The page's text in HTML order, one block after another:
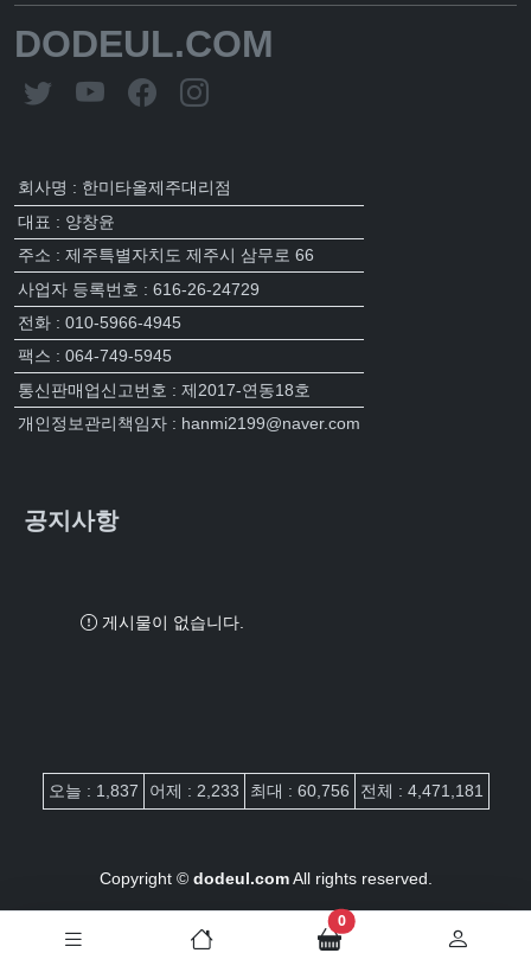
DODEUL.COM
회사명 : 한미타올제주대리점
대표 : 양창윤
주소 : 제주특별자치도 제주시 삼무로 66
사업자 등록번호 : 616-26-24729
전화 : 010-5966-4945
팩스 : 064-749-5945
통신판매업신고번호 : 제2017-연동18호
개인정보관리책임자 : hanmi2199@naver.com
공지사항
게시물이 없습니다.
접속자집계
오늘 : 1,837 어제 : 2,233 최대 : 60,756 전체 : 4,471,181
Copyright © dodeul.comAll rights reserved.
0장바구니 담은 개수